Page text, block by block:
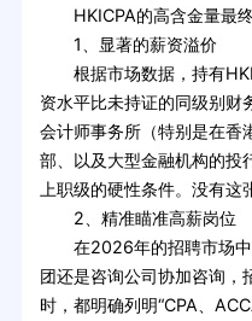
HKICPA的高含金量最终
1、显著的薪资溢价
根据市场数据，持有
资水平比未持证的同级别财
会计师事务所（特别是在香
部、以及大型金融机构的投
上职级的硬性条件。没有这
2、精准瞄准高薪岗位
在2026年的招聘市场中
团还是咨询公司协加咨询，
时，都明确列明“CPA、